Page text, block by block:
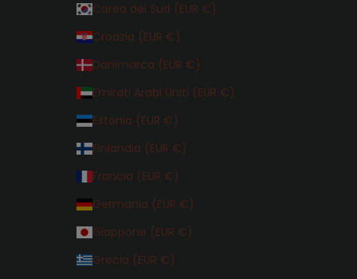
Corea del Sud (EUR €)
Croazia (EUR €)
Danimarca (EUR €)
Emirati Arabi Uniti (EUR €)
Estonia (EUR €)
Finlandia (EUR €)
Francia (EUR €)
Germania (EUR €)
Giappone (EUR €)
Grecia (EUR €)